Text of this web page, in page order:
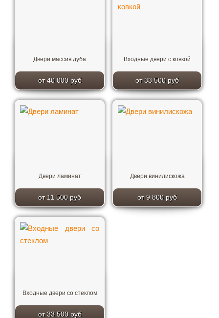
Двери массив дуба
от 40 000 руб
Входные двери с ковкой
от 33 500 руб
Двери ламинат
от 11 500 руб
Двери винилискожа
от 9 800 руб
Входные двери со стеклом
от 33 500 руб